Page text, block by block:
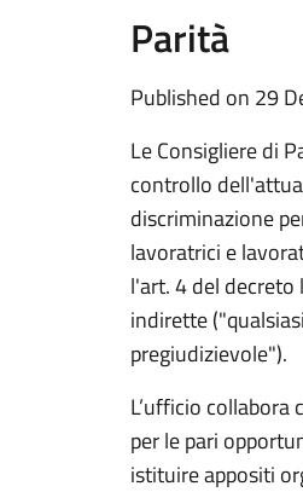
Parità
Published on 29
Le Consigliere di
controllo
discriminazione
lavoratrici e
l'art. 4 del
indirette
pregiudizievole").
L’ufficio
per le pari
istituire appositi